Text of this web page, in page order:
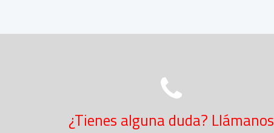
¿Tienes alguna duda? Llámanos